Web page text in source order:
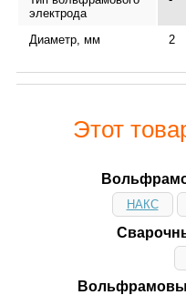
электрода
Диаметр, мм 2
Этот
НАКС